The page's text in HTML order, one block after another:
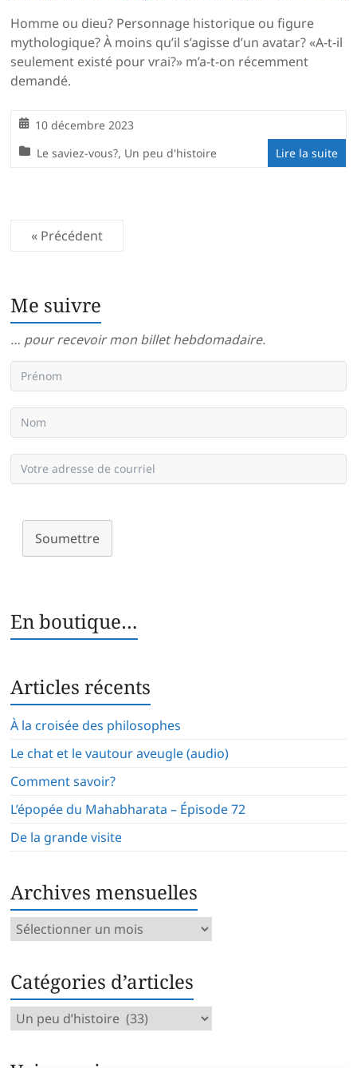
Homme ou dieu? Personnage historique ou figure
mythologique? À moins qu’il s’agisse d’un avatar? «A-t-il
seulement existé pour vrai?» m’a-t-on récemment
demandé.
10 décembre 2023
Le saviez-vous?, Un peu d'histoire Lire la suite
« Précédent
Me suivre
… pour recevoir mon billet hebdomadaire.
Soumettre
En boutique…
Articles récents
À la croisée des philosophes
Le chat et le vautour aveugle (audio)
Comment savoir?
L’épopée du Mahabharata – Épisode 72
De la grande visite
Archives mensuelles
Archives
Catégories d’articles
Catégories